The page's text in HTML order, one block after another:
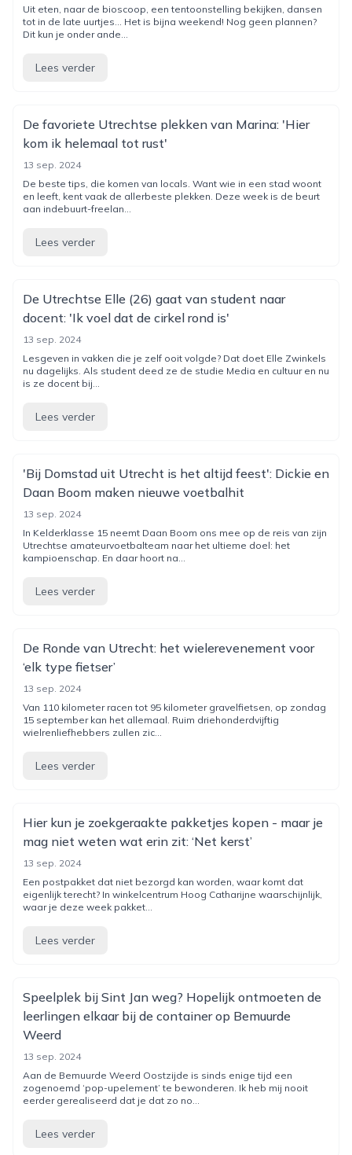
Uit eten, naar de bioscoop, een tentoonstelling bekijken, dansen
tot in de late uurtjes… Het is bijna weekend! Nog geen plannen?
Dit kun je onder ande...
Lees verder
De favoriete Utrechtse plekken van Marina: 'Hier
kom ik helemaal tot rust'
13 sep. 2024
De beste tips, die komen van locals. Want wie in een stad woont
en leeft, kent vaak de allerbeste plekken. Deze week is de beurt
aan indebuurt-freelan...
Lees verder
De Utrechtse Elle (26) gaat van student naar
docent: 'Ik voel dat de cirkel rond is'
13 sep. 2024
Lesgeven in vakken die je zelf ooit volgde? Dat doet Elle Zwinkels
nu dagelijks. Als student deed ze de studie Media en cultuur en nu
is ze docent bij...
Lees verder
'Bij Domstad uit Utrecht is het altijd feest': Dickie en
Daan Boom maken nieuwe voetbalhit
13 sep. 2024
In Kelderklasse 15 neemt Daan Boom ons mee op de reis van zijn
Utrechtse amateurvoetbalteam naar het ultieme doel: het
kampioenschap. En daar hoort na...
Lees verder
De Ronde van Utrecht: het wielerevenement voor
‘elk type fietser’
13 sep. 2024
Van 110 kilometer racen tot 95 kilometer gravelfietsen, op zondag
15 september kan het allemaal. Ruim driehonderdvijftig
wielrenliefhebbers zullen zic...
Lees verder
Hier kun je zoekgeraakte pakketjes kopen - maar je
mag niet weten wat erin zit: ‘Net kerst’
13 sep. 2024
Een postpakket dat niet bezorgd kan worden, waar komt dat
eigenlijk terecht? In winkelcentrum Hoog Catharijne waarschijnlijk,
waar je deze week pakket...
Lees verder
Speelplek bij Sint Jan weg? Hopelijk ontmoeten de
leerlingen elkaar bij de container op Bemuurde
Weerd
13 sep. 2024
Aan de Bemuurde Weerd Oostzijde is sinds enige tijd een
zogenoemd ‘pop-upelement’ te bewonderen. Ik heb mij nooit
eerder gerealiseerd dat je dat zo no...
Lees verder